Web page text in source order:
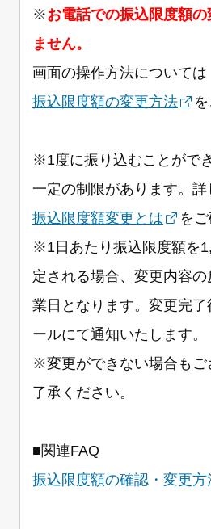
※お電話での振込限度額
ません。
画面の操作方法については
振込限度額の変更方法
※1度に振り込むことがで
一定の制限があります。詳
振込限度額変更とは
を
※1日あたり振込限度額を
定される場合、変更内容
業日となります。変更完了
ールにて通知いたします。
※変更ができない場合もご
了承ください。
■関連FAQ
振込限度額の確認・変更方